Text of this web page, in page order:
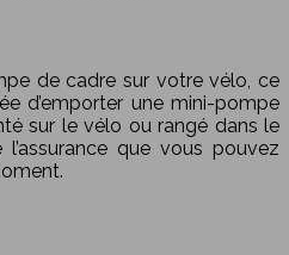
de cadre sur votre vélo, ce
d’emporter une mini-pompe
sur le vélo ou rangé dans le
que vous pouvez